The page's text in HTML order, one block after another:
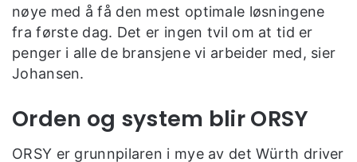
nøye med å få den mest optimale løsningene
fra første dag. Det er ingen tvil om at tid er
penger i alle de bransjene vi arbeider med, sier
Johansen.
Orden og system blir ORSY
ORSY er grunnpilaren i mye av det Würth driver